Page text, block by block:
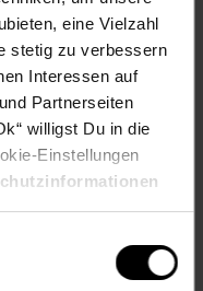
eine Vielzahl
stetig zu verbessern
Interessen auf
Partnerseiten
willigst Du in die
Einstellungen
feucht
Teich,Teichrand,
Naturgarten